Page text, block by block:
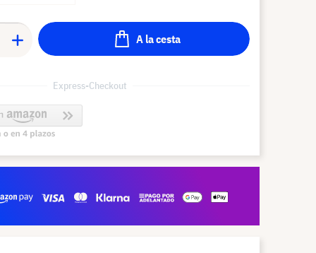
A la cesta
Express-Checkout